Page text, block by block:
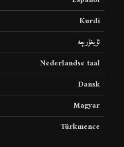
Kurdî
ئۇيغۇرچە
Nederlandse taal
Dansk
Magyar
Türkmence